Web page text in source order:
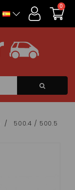
0
500.4 / 500.5